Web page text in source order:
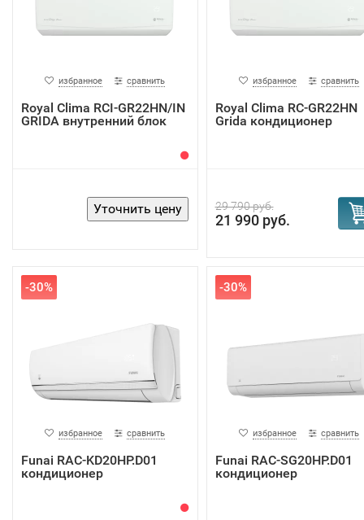
избранное сравнить
Royal Clima RCI-GR22HN/IN
GRIDA внутренний блок
избранное сравнить
Royal Clima RC-GR22HN
Grida кондиционер
29 790 руб.
21 990 руб.
-30%
избранное сравнить
Funai RAC-KD20HP.D01
кондиционер
-30%
избранное сравнить
Funai RAC-SG20HP.D01
кондиционер